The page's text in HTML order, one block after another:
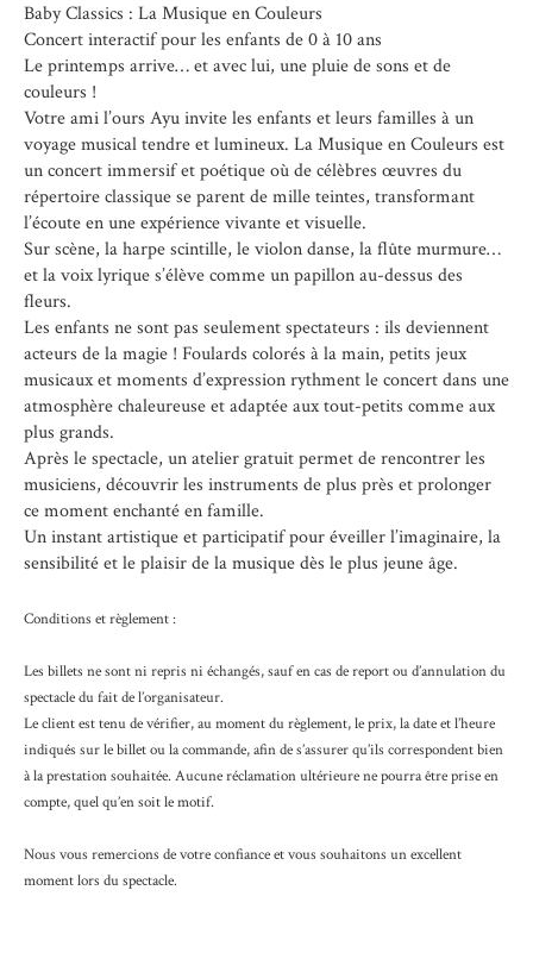
Baby Classics : La Musique en Couleurs
Concert interactif pour les enfants de 0 à 10 ans
Le printemps arrive… et avec lui, une pluie de sons et de
couleurs !
Votre ami l’ours Ayu invite les enfants et leurs familles à un
voyage musical tendre et lumineux. La Musique en Couleurs est
un concert immersif et poétique où de célèbres œuvres du
répertoire classique se parent de mille teintes, transformant
l’écoute en une expérience vivante et visuelle.
Sur scène, la harpe scintille, le violon danse, la flûte murmure…
et la voix lyrique s’élève comme un papillon au-dessus des
fleurs.
Les enfants ne sont pas seulement spectateurs : ils deviennent
acteurs de la magie ! Foulards colorés à la main, petits jeux
musicaux et moments d’expression rythment le concert dans une
atmosphère chaleureuse et adaptée aux tout-petits comme aux
plus grands.
Après le spectacle, un atelier gratuit permet de rencontrer les
musiciens, découvrir les instruments de plus près et prolonger
ce moment enchanté en famille.
Un instant artistique et participatif pour éveiller l’imaginaire, la
sensibilité et le plaisir de la musique dès le plus jeune âge.
Conditions et règlement :
Les billets ne sont ni repris ni échangés, sauf en cas de report ou d’annulation du
spectacle du fait de l’organisateur.
Le client est tenu de vérifier, au moment du règlement, le prix, la date et l’heure
indiqués sur le billet ou la commande, afin de s’assurer qu’ils correspondent bien
à la prestation souhaitée. Aucune réclamation ultérieure ne pourra être prise en
compte, quel qu’en soit le motif.
Nous vous remercions de votre confiance et vous souhaitons un excellent
moment lors du spectacle.